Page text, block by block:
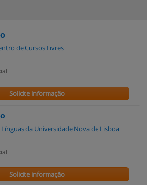
de Cursos Livres
Solicite informação
da Universidade Nova de Lisboa
Solicite informação